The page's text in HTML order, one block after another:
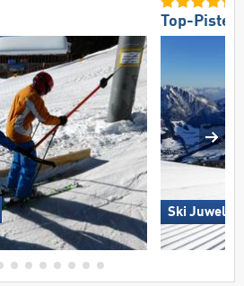
Top-
Ski Juwel